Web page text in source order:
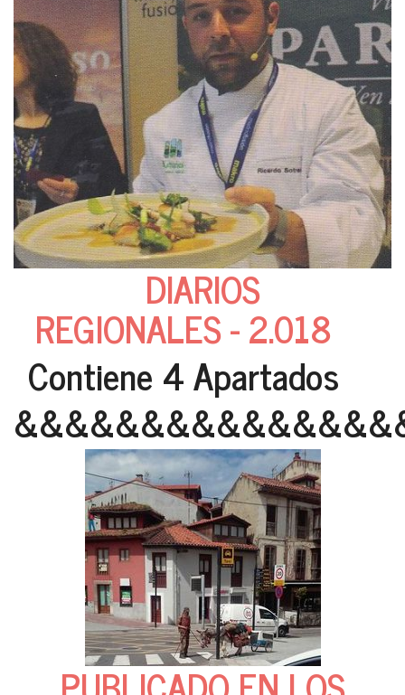
DIARIOS
REGIONALES - 2.018
Contiene 4 Apartados